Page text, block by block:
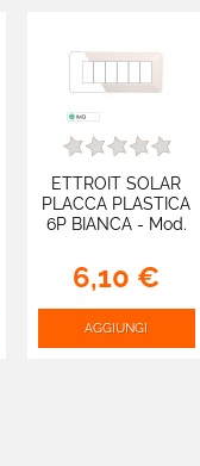
ETTROIT SOLAR
PLACCA PLASTICA
6P BIANCA - Mod.
Compatibile con
BTicino MATIX
6,10 €
AGGIUNGI